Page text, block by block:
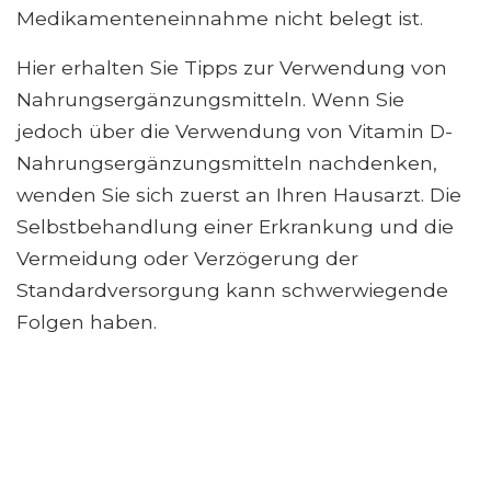
Medikamenteneinnahme nicht belegt ist.
Hier erhalten Sie Tipps zur Verwendung von
Nahrungsergänzungsmitteln. Wenn Sie
jedoch über die Verwendung von Vitamin D-
Nahrungsergänzungsmitteln nachdenken,
wenden Sie sich zuerst an Ihren Hausarzt. Die
Selbstbehandlung einer Erkrankung und die
Vermeidung oder Verzögerung der
Standardversorgung kann schwerwiegende
Folgen haben.